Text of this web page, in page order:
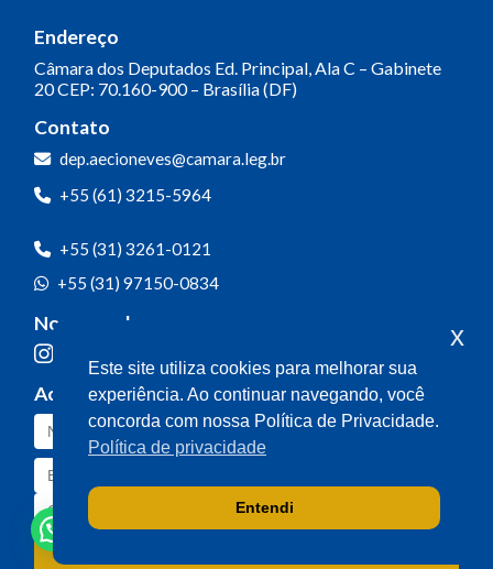
Endereço
Câmara dos Deputados Ed. Principal, Ala C – Gabinete
20CEP: 70.160-900 – Brasília (DF)
Contato
dep.aecioneves@camara.leg.br
+55 (61) 3215-5964
+55 (31) 3261-0121
+55 (31) 97150-0834
Nossas redes
Acompanhe o meu mandato
Este site utiliza cookies para melhorar sua
experiência. Ao continuar navegando, você
concorda com nossa Política de Privacidade.
Política de privacidade
Entendi
x